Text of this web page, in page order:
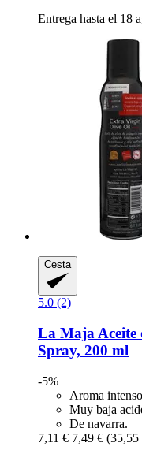
Entrega hasta el 18
Cesta
5.0 (2)
La Maja
Spray, 200 ml
-5%
Aroma
Muy baja
De navarra.
7,11 € 7,49 € (35,55